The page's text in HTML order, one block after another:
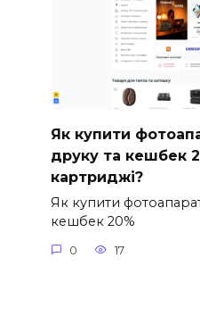
Як купити
друку та кешбек
картриджі?
Як купити
кешбек 20%
0 17